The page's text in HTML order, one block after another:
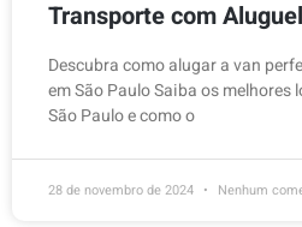
Transporte com
Descubra como alugar a van
em São Paulo Saiba os melhores
São Paulo e como o
28 de novembro de 2024 Nenhum